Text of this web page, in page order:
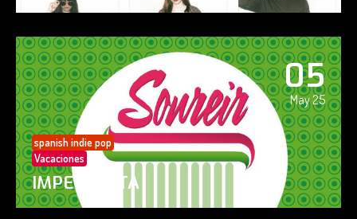
05
May 25
spanish indie pop
Vacaciones
IMPERFECTA